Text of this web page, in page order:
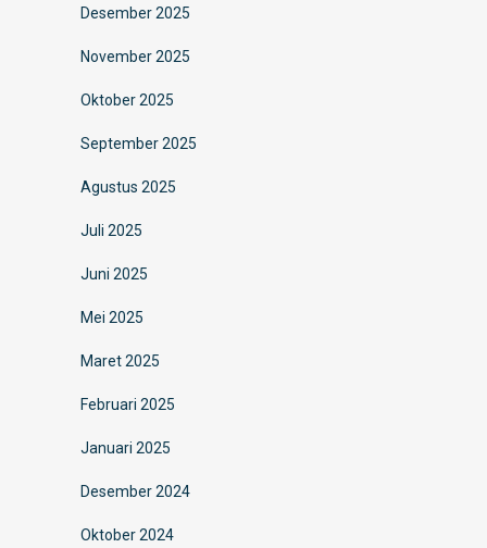
Desember 2025
November 2025
Oktober 2025
September 2025
Agustus 2025
Juli 2025
Juni 2025
Mei 2025
Maret 2025
Februari 2025
Januari 2025
Desember 2024
Oktober 2024